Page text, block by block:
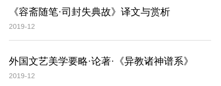
《容斋随笔·司封失典故》译文与赏析
2019-12
外国文艺美学要略·论著·《异教诸神谱系》
2019-12